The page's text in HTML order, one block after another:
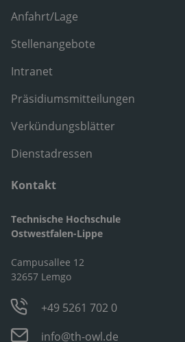
Anfahrt/Lage
Stellenangebote
Intranet
Präsidiumsmitteilungen
Verkündungsblätter
Dienstadressen
Kontakt
Technische Hochschule
Ostwestfalen-Lippe
Campusallee 12
32657 Lemgo
+49 5261 702 0
info@th-owl.de